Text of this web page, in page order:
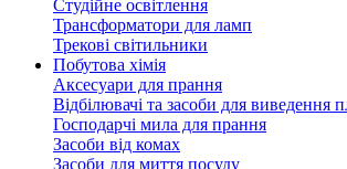
Студійне освітлення
Трансформатори для ламп
Трекові світильники
Побутова хімія
Аксесуари для прання
Відбілювачі та засоби для виведення
Господарчі мила для прання
Засоби від комах
Засоби для миття посуду